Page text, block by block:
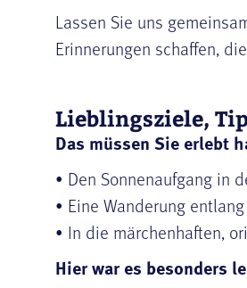
Lassen Sie uns
Erinnerungen schaffen,
Lieblingsziele,
Das müssen Sie erlebt
• Den Sonnenaufgang in
• Eine Wanderung
• In die märchenhaften,
Hier war es besonders